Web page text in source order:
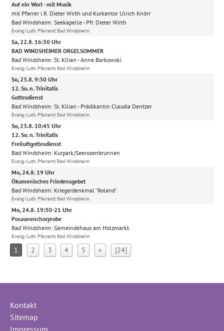
Auf ein Wort - mit Musik
mit Pfarrer i.R. Dieter Wirth und Kurkantor Ulrich Knörr
Bad Windsheim: Seekapelle Pfr. Dieter Wirth
Evang.-Luth. Pfarramt Bad Windsheim
Sa, 22.8. 16:30 Uhr
BAD WINDSHEIMER ORGELSOMMER
Bad Windsheim: St. Kilian Anne Barkowski
Evang.-Luth. Pfarramt Bad Windsheim
So, 23.8. 9:30 Uhr
12. So. n. Trinitatis
Gottesdienst
Bad Windsheim: St. Kilian Prädikantin Claudia Dentzer
Evang.-Luth. Pfarramt Bad Windsheim
So, 23.8. 10:45 Uhr
12. So. n. Trinitatis
Freiluftgottesdienst
Bad Windsheim: Kurpark/Seerosenbrunnen
Evang.-Luth. Pfarramt Bad Windsheim
Mo, 24.8. 19 Uhr
Ökumenisches Friedensgebet
Bad Windsheim: Kriegerdenkmal "Roland"
Evang.-Luth. Pfarramt Bad Windsheim
Mo, 24.8. 19:30-21 Uhr
Posaunenchorprobe
Bad Windsheim: Gemeindehaus am Holzmarkt
Evang.-Luth. Pfarramt Bad Windsheim
1 2 3 4 5 » [24]
Kontakt
Sitemap
Impressum